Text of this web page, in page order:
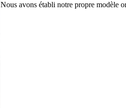
Nous avons établi notre propre modèle